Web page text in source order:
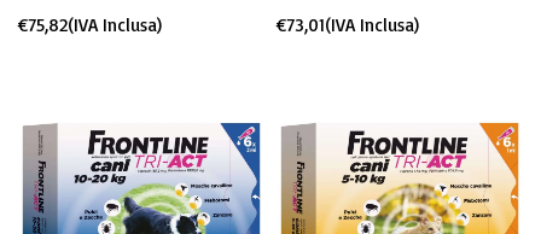
€75,82(IVA Inclusa)
€73,01(IVA Inclusa)